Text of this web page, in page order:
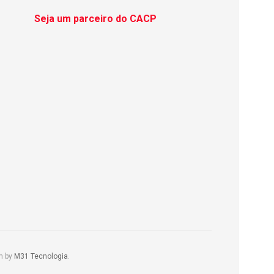
Seja um parceiro do CACP
by M31 Tecnologia.